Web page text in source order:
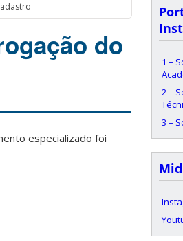
do
especializado foi
1 –
2 –
3 –